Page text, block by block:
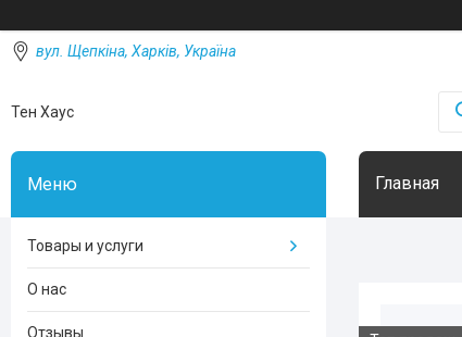
вул. Щепкіна, Харків, Україна
Тен Хаус
Главная
Товары и услуги
О нас
Отзывы